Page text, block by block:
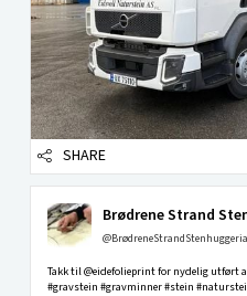
SHARE
Brødrene Strand
Takk til @eidefolieprint for nydelig utført
#gravstein #gravminner #stein